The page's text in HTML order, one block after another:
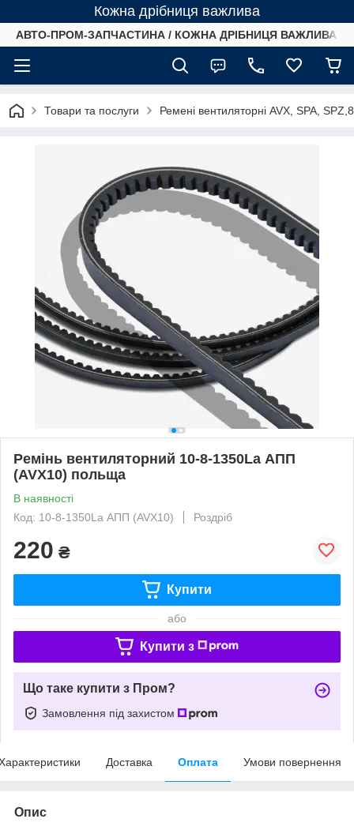
Кожна дрібниця важлива
АВТО-ПРОМ-ЗАПЧАСТИНА / КОЖНА ДРІБНИЦЯ ВАЖЛИВА /
Товари та послуги Ремені вентиляторні AVX, SPA,
Ремінь вентиляторний 10-8-1350La АПП
(AVX10) польща
В наявності
Код: 10-8-1350La АПП (AVX10)
Роздріб
220 ₴
Купити
або
Купити з
Що таке купити з Пром?
Замовлення під захистом
Доставка Оплата Умови повернення
Опис